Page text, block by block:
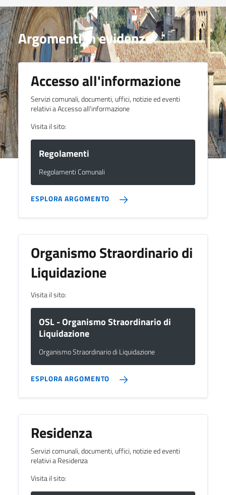
Argomenti in evidenza
Accesso all'informazione
Servizi comunali, documenti, uffici, notizie ed eventi
relativi a Accesso all'informazione
Visita il sito:
Regolamenti
Regolamenti Comunali
ESPLORA ARGOMENTO
Organismo Straordinario di
Liquidazione
Visita il sito:
OSL - Organismo Straordinario di
Liquidazione
Organismo Straordinario di Liquidazione
ESPLORA ARGOMENTO
Residenza
Servizi comunali, documenti, uffici, notizie ed eventi
relativi a Residenza
Visita il sito: